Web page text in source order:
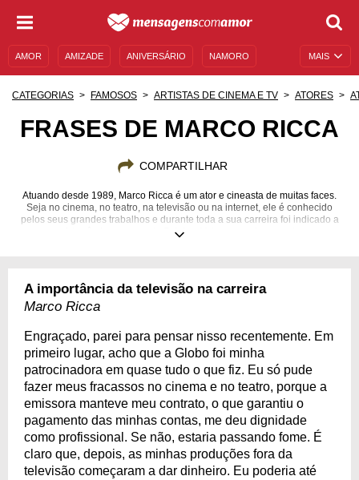
MAIS
AMOR AMIZADE ANIVERSÁRIO NAMORO
CATEGORIAS FAMOSOS ARTISTAS DE CINEMA E TV ATORES
FRASES DE MARCO RICCA
COMPARTILHAR
Atuando desde 1989, Marco Ricca é um ator e cineasta de muitas faces.
Seja no cinema, no teatro, na televisão ou na internet, ele é conhecido
pelos seus grandes trabalhos e durante toda a sua carreira foi indicado a
14 prêmios, vencendo 7 deles. Veja o que ele pensa!
A importância da televisão na carreira
Marco Ricca
Engraçado, parei para pensar nisso recentemente. Em
primeiro lugar, acho que a Globo foi minha
patrocinadora em quase tudo o que fiz. Eu só pude
fazer meus fracassos no cinema e no teatro, porque a
emissora manteve meu contrato, o que garantiu o
pagamento das minhas contas, me deu dignidade
como profissional. Se não, estaria passando fome. É
claro que, depois, as minhas produções fora da
televisão começaram a dar dinheiro. Eu poderia até